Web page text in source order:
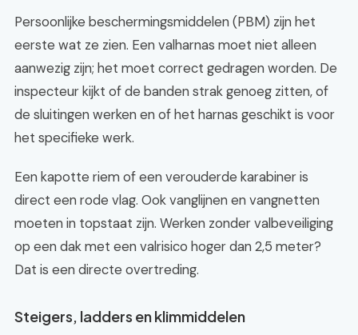
Persoonlijke beschermingsmiddelen (PBM) zijn het
eerste wat ze zien. Een valharnas moet niet alleen
aanwezig zijn; het moet correct gedragen worden. De
inspecteur kijkt of de banden strak genoeg zitten, of
de sluitingen werken en of het harnas geschikt is voor
het specifieke werk.
Een kapotte riem of een verouderde karabiner is
direct een rode vlag. Ook vanglijnen en vangnetten
moeten in topstaat zijn. Werken zonder valbeveiliging
op een dak met een valrisico hoger dan 2,5 meter?
Dat is een directe overtreding.
Steigers, ladders en klimmiddelen